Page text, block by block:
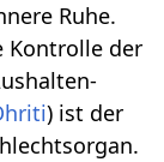
Ruhe.
Kontrolle der
) ist der